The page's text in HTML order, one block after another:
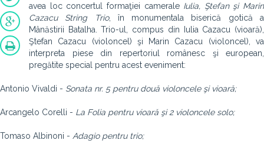
avea loc concertul formaţiei camerale Iulia, Ştefan şi Marin
Cazacu String Trio, în monumentala biserică gotică a
Mânăstirii Batalha. Trio-ul, compus din Iulia Cazacu (vioară),
Ştefan Cazacu (violoncel) şi Marin Cazacu (violoncel), va
interpreta piese din repertoriul românesc şi european,
pregătite special pentru acest eveniment:
Antonio Vivaldi - Sonata nr. 5 pentru două violoncele şi vioară;
Arcangelo Corelli - La Folia pentru vioară şi 2 violoncele solo;
Tomaso Albinoni - Adagio pentru trio;